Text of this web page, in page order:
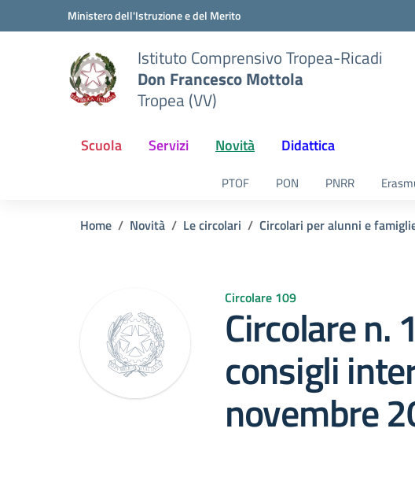
Vai ai contenuti
Vai al menu di navigazioneMinistero dell'Istruzione e del Merito
Istituto Comprensivo Tropea-Ricadi
Don Francesco Mottola
Tropea (VV)
Scuola Servizi Novità Didattica
PTOF PON PNRR
Home Novità Le circolari Circolari per alunni e
Circolare 109
Circolare n.
consigli
novembre